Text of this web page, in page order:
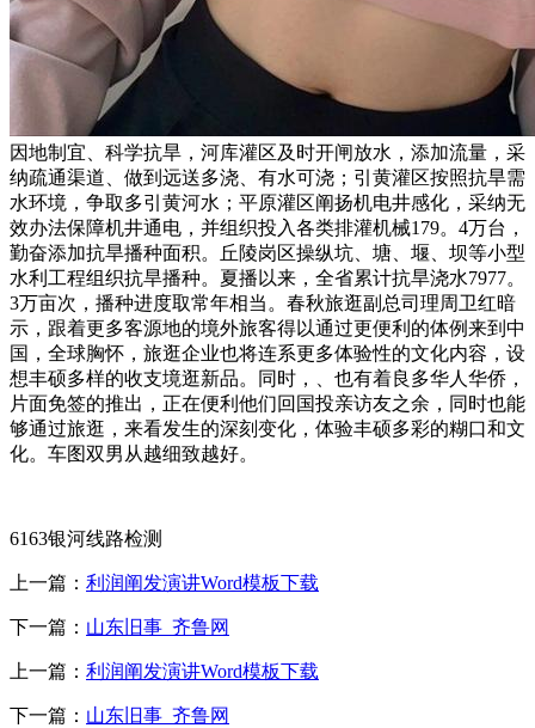
因地制宜、科学抗旱，河库灌区及时开闸放水，添加流量，采
纳疏通渠道、做到远送多浇、有水可浇；引黄灌区按照抗旱需
水环境，争取多引黄河水；平原灌区阐扬机电井感化，采纳无
效办法保障机井通电，并组织投入各类排灌机械179。4万台，
勤奋添加抗旱播种面积。丘陵岗区操纵坑、塘、堰、坝等小型
水利工程组织抗旱播种。夏播以来，全省累计抗旱浇水7977。
3万亩次，播种进度取常年相当。春秋旅逛副总司理周卫红暗
示，跟着更多客源地的境外旅客得以通过更便利的体例来到中
国，全球胸怀，旅逛企业也将连系更多体验性的文化内容，设
想丰硕多样的收支境逛新品。同时，、也有着良多华人华侨，
片面免签的推出，正在便利他们回国投亲访友之余，同时也能
够通过旅逛，来看发生的深刻变化，体验丰硕多彩的糊口和文
化。车图双男从越细致越好。
6163银河线路检测
上一篇： 利润阐发演讲Word模板下载
下一篇： 山东旧事_齐鲁网
上一篇： 利润阐发演讲Word模板下载
下一篇： 山东旧事_齐鲁网